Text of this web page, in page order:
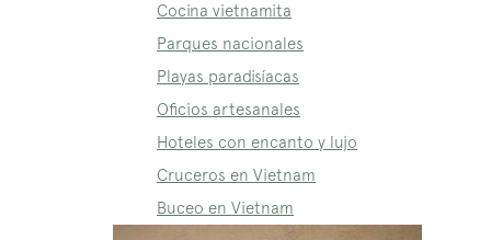
Cocina vietnamita
Parques nacionales
Playas paradisíacas
Oficios artesanales
Hoteles con encanto y lujo
Cruceros en Vietnam
Buceo en Vietnam